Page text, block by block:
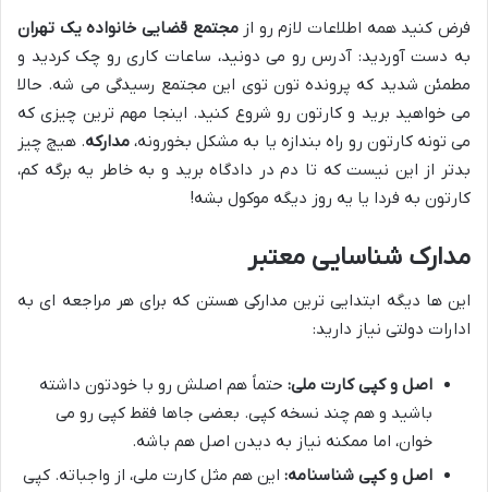
فرض کنید همه اطلاعات لازم رو ازمجتمع قضایی خانواده یک تهران
به دست آوردید: آدرس رو می دونید، ساعات کاری رو چک کردید و
مطمئن شدید که پرونده تون توی این مجتمع رسیدگی می شه. حالا
می خواهید برید و کارتون رو شروع کنید. اینجا مهم ترین چیزی که
می تونه کارتون رو راه بندازه یا به مشکل بخورونه، مدارکه. هیچ چیز
بدتر از این نیست که تا دم در دادگاه برید و به خاطر یه برگه کم،
کارتون به فردا یا یه روز دیگه موکول بشه!
مدارک شناسایی معتبر
این ها دیگه ابتدایی ترین مدارکی هستن که برای هر مراجعه ای به
ادارات دولتی نیاز دارید:
اصل و کپی کارت ملی: حتماً هم اصلش رو با خودتون داشته
باشید و هم چند نسخه کپی. بعضی جاها فقط کپی رو می
خوان، اما ممکنه نیاز به دیدن اصل هم باشه.
اصل و کپی شناسنامه: این هم مثل کارت ملی، از واجباته. کپی